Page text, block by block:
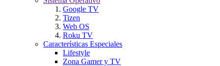
Google TV
Tizen
Web OS
Roku TV
Características Especiales
Lifestyle
Zona Gamer y TV